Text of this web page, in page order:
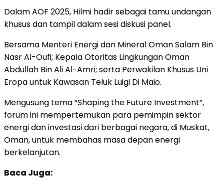
Dalam AOF 2025, Hilmi hadir sebagai tamu undangan
khusus dan tampil dalam sesi diskusi panel.
Bersama Menteri Energi dan Mineral Oman Salam Bin
Nasr Al-Oufi; Kepala Otoritas Lingkungan Oman
Abdullah Bin Ali Al-Amri; serta Perwakilan Khusus Uni
Eropa untuk Kawasan Teluk Luigi Di Maio.
Mengusung tema “Shaping the Future Investment”,
forum ini mempertemukan para pemimpin sektor
energi dan investasi dari berbagai negara, di Muskat,
Oman, untuk membahas masa depan energi
berkelanjutan.
Baca Juga: